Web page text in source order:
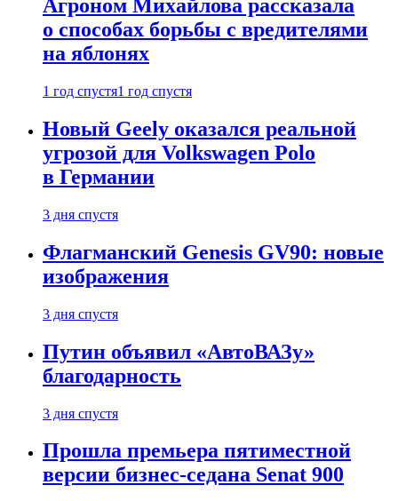
Агроном Михайлова рассказала
о способах борьбы с вредителями
на яблонях
1 год спустя1 год спустя
Новый Geely оказался реальной
угрозой для Volkswagen Polo
в Германии
3 дня спустя
Флагманский Genesis GV90: новые
изображения
3 дня спустя
Путин объявил «АвтоВАЗу»
благодарность
3 дня спустя
Прошла премьера пятиместной
версии бизнес-седана Senat 900